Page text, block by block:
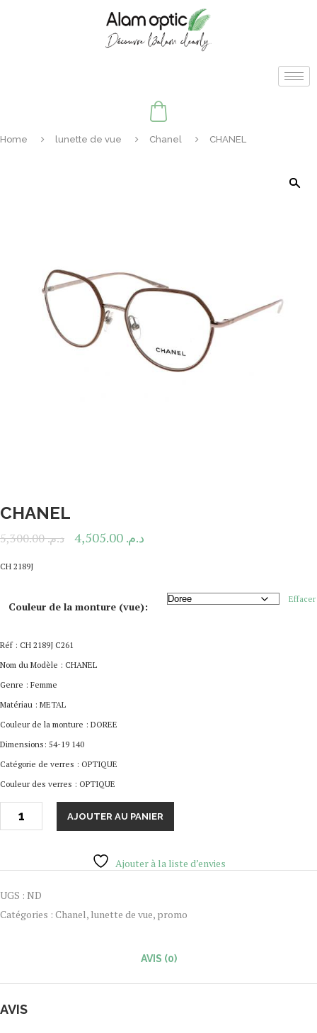
Home lunette de vue Chanel CHANEL
CHANEL
د.م.5,300.00 د.م.
CH 2189J
Couleur de la monture (vue):
Effacer
Réf : CH 2189J C261
Nom du Modèle : CHANEL
Genre : Femme
Matériau : METAL
Couleur de la monture : DOREE
Dimensions: 54-19 140
Catégorie de verres : OPTIQUE
Couleur des verres : OPTIQUE
AJOUTER AU PANIER
Ajouter à la liste d’envies
UGS : ND
Catégories : Chanel, lunette de vue, promo
AVIS (0)
AVIS